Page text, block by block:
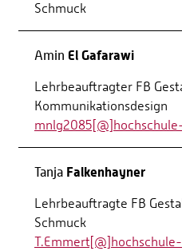
Schmuck
Amin El Gafarawi
Lehrbeauftragter FB
Kommunikationsdesign
Tanja Falkenhayner
Lehrbeauftragte FB
Schmuck